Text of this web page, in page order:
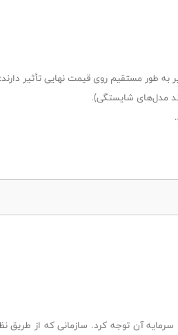
به طور مستقیم روی قیمت نهایی تأثیر دارند:
مدل‌های شایستگی).
سرمایه آن توجه کرد. سازمانی که از